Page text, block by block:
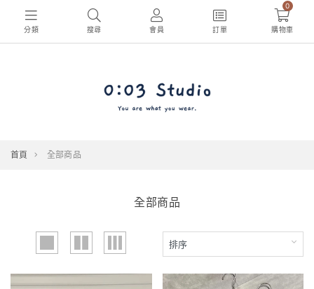
分類 搜尋 會員 訂單
0
購物車
首頁 全部商品
全部商品